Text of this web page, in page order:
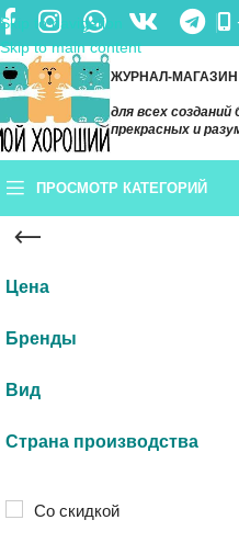
Skip to navigation
Skip to main content
ЖУРНАЛ-МАГАЗИН
для всех
прекрасных и
ПРОСМОТР КАТЕГОРИЙ
Цена
Бренды
Вид
Страна производства
Со скидкой